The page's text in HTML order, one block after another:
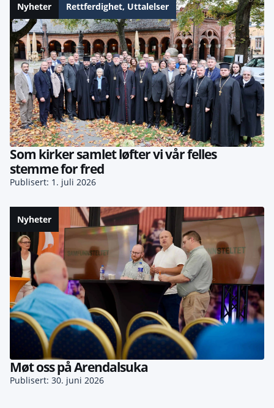
Nyheter Rettferdighet, Uttalelser
Som kirker samlet løfter vi vår felles
stemme for fred
Publisert: 1. juli 2026
Nyheter
Møt oss på Arendalsuka
Publisert: 30. juni 2026